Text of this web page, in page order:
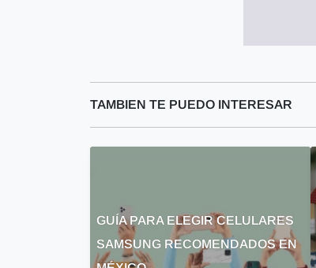
TAMBIEN TE PUEDO INTERESAR
GUÍA PARA ELEGIR CELULARES
SAMSUNG RECOMENDADOS EN